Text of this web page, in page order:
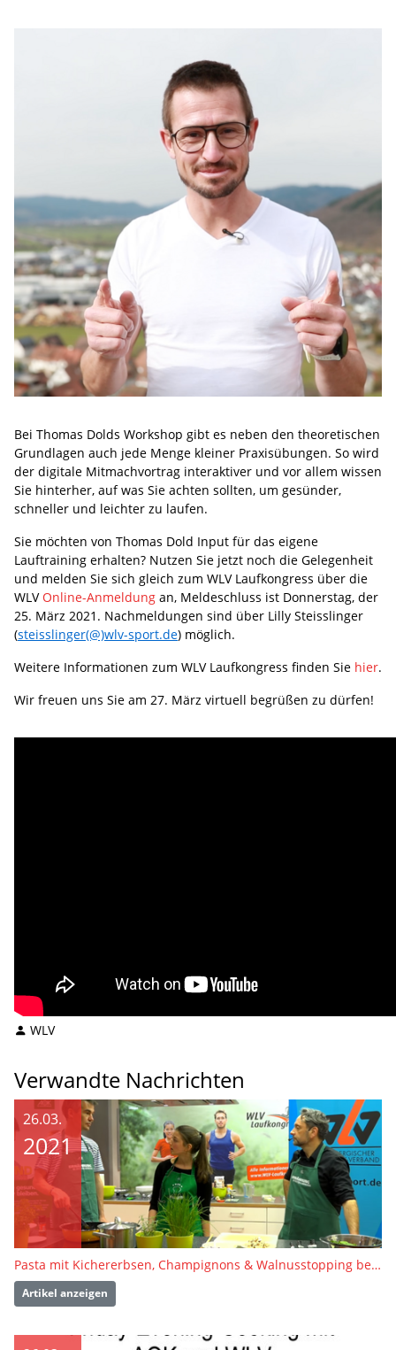
Bei Thomas Dolds Workshop gibt es neben den theoretischen
Grundlagen auch jede Menge kleiner Praxisübungen. So wird
der digitale Mitmachvortrag interaktiver und vor allem wissen
Sie hinterher, auf was Sie achten sollten, um gesünder,
schneller und leichter zu laufen.
Sie möchten von Thomas Dold Input für das eigene
Lauftraining erhalten? Nutzen Sie jetzt noch die Gelegenheit
und melden Sie sich gleich zum WLV Laufkongress über die
WLVOnline-Anmeldung an, Meldeschluss ist Donnerstag, der
25. März 2021. Nachmeldungen sind über Lilly Steisslinger
(steisslinger(@)wlv-sport.de) möglich.
Weitere Informationen zum WLV Laufkongress finden Sie hier.
Wir freuen uns Sie am 27. März virtuell begrüßen zu dürfen!
WLV
Verwandte Nachrichten
26.03.
2021
Pasta mit Kichererbsen, Champignons & Walnusstopping beim Friday-Evening-Cooking mit AOK und WLV
Artikel anzeigen